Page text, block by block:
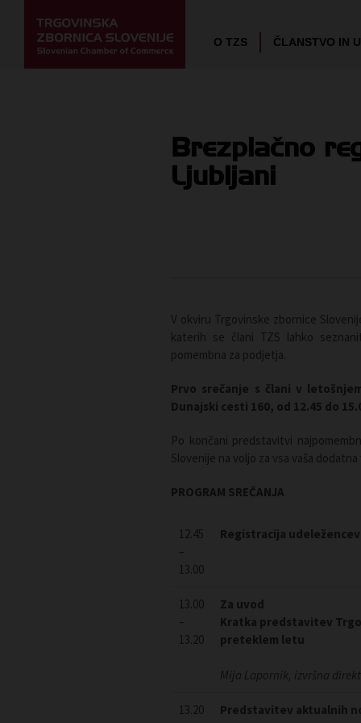
O TZS ČLANSTVO IN
Brezplačno
Ljubljani
V okviru Trgovinske zbornice
katerih se člani TZS lahko
pomembna za podjetja.
Prvo srečanje s člani v
Dunajski cesti 160, od 12.45 do
Po končani predstavitvi
Slovenije na voljo za vsa vaša dodatna
PROGRAM SREČANJA
12.45
–
13.00
Registracija udeležencev
13.00
–
13.20
Za uvod
Kratka predstavitev
preteklem letu
Mija Lapornik, izvršna
13.20
Predstavitev aktualnih